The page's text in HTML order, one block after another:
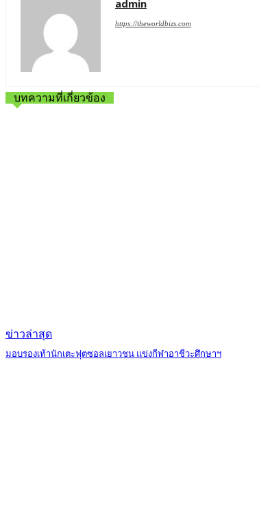
admin
https://theworldbizs.com
บทความที่เกี่ยวข้อง
ข่าวล่าสุด
มอบรองเท้านักเตะฟุตซอลเยาวชน แข่งกีฬาอาชีวะศึกษาฯ